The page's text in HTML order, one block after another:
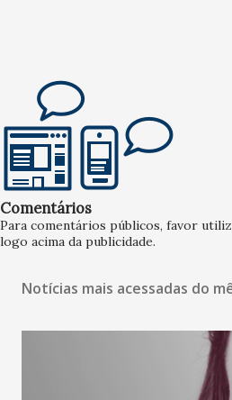
Comentários
Para comentários públicos, favor
logo acima da publicidade.
Notícias mais acessadas do